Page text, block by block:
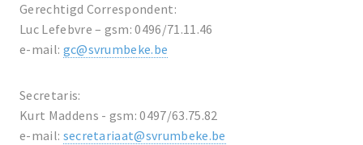
Gerechtigd Correspondent:
Luc Lefebvre – gsm: 0496/71.11.46
e-mail: gc@svrumbeke.be
Secretaris:
Kurt Maddens - gsm: 0497/63.75.82
e-mail: secretariaat@svrumbeke.be